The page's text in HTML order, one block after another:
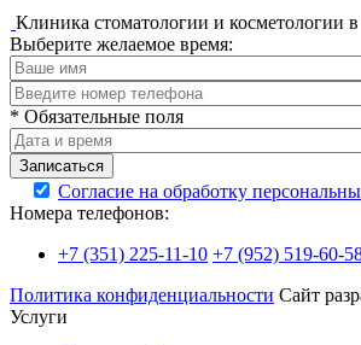
Клиника стоматологии и косметологии
Выберите желаемое время:
* Обязательные поля
Записаться
Согласие на обработку
Номера телефонов:
+7 (351) 225-11-10 +7 (952) 519-60-
Политика конфиденциальности Сайт
Услуги